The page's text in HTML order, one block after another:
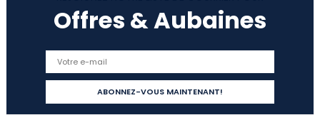
Offres & Aubaines